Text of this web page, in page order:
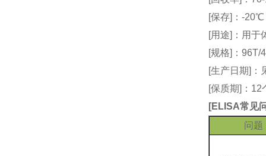
[保存]：-
[用途]：用于
[规格]：96T/
[生产日期]：
[保质期]：
[ELISA常见
问题